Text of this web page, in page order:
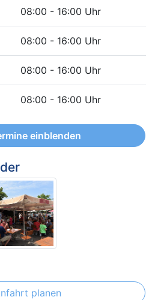
08:00 - 16:00 Uhr
08:00 - 16:00 Uhr
08:00 - 16:00 Uhr
08:00 - 16:00 Uhr
einblenden
planen